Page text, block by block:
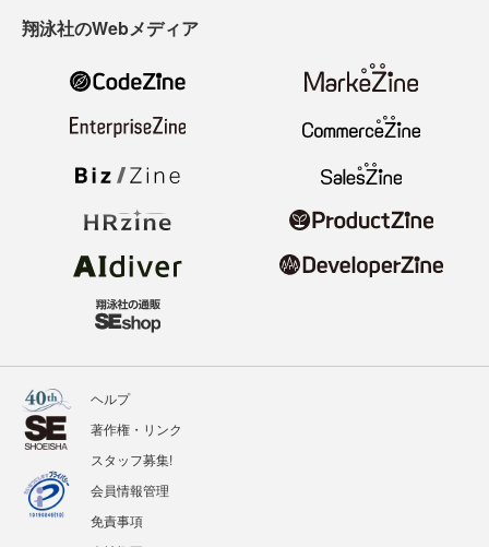
翔泳社のWebメディア
ヘルプ
著作権・リンク
スタッフ募集!
会員情報管理
免責事項